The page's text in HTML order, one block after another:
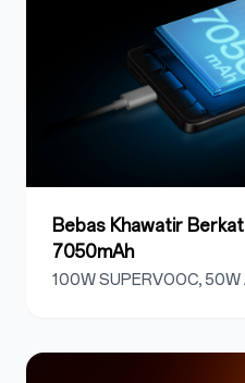
Bebas Khawatir
7050mAh
100W SUPERVOOC, 50W